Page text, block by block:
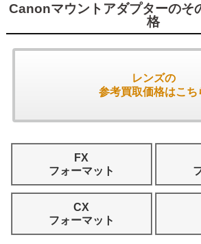
Canonマウントアダプターのそ
格
レンズの
参考買取価格はこち
FX
フォーマット
CX
フォーマット